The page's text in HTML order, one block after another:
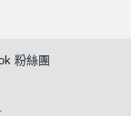
粉絲團